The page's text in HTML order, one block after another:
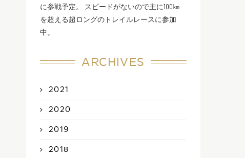
に参戦予定。 スピードがないので主に100㎞
を超える超ロングのトレイルレースに参加
中。
ARCHIVES
2021
2020
2019
2018